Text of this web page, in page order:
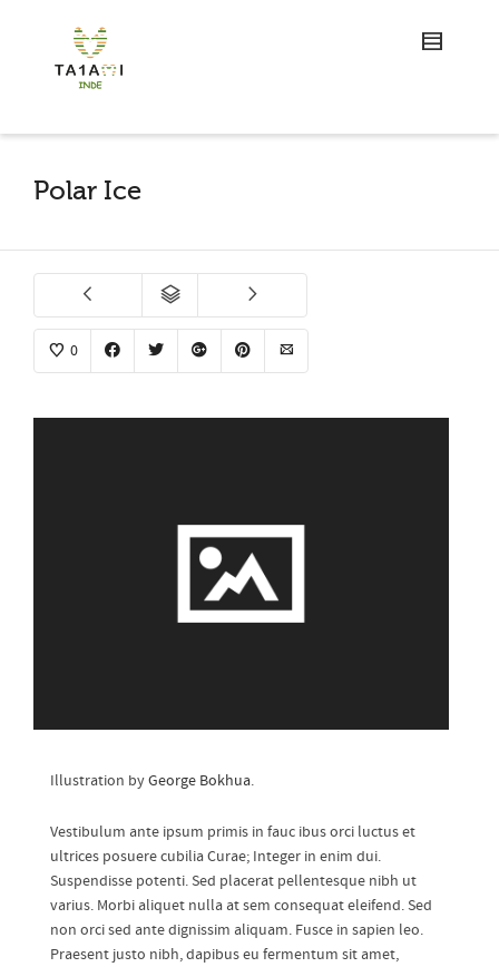
Polar Ice
0
Illustration byGeorge Bokhua.
Vestibulum ante ipsum primis in fauc ibus orci luctus et
ultrices posuere cubilia Curae; Integer in enim dui.
Suspendisse potenti. Sed placerat pellentesque nibh ut
varius. Morbi aliquet nulla at sem consequat eleifend. Sed
non orci sed ante dignissim aliquam. Fusce in sapien leo.
Praesent justo nibh, dapibus eu fermentum sit amet,